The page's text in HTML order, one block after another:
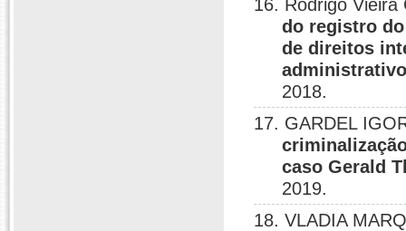
16. Rodrigo
do registro
de direitos
2018.
17. GARDEL
caso Gerald
2019.
18. VLADIA